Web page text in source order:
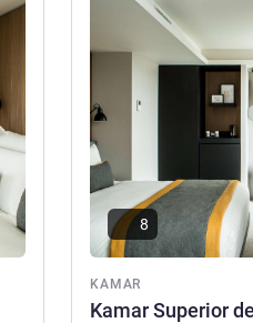
KAMAR
Kamar Superior
8